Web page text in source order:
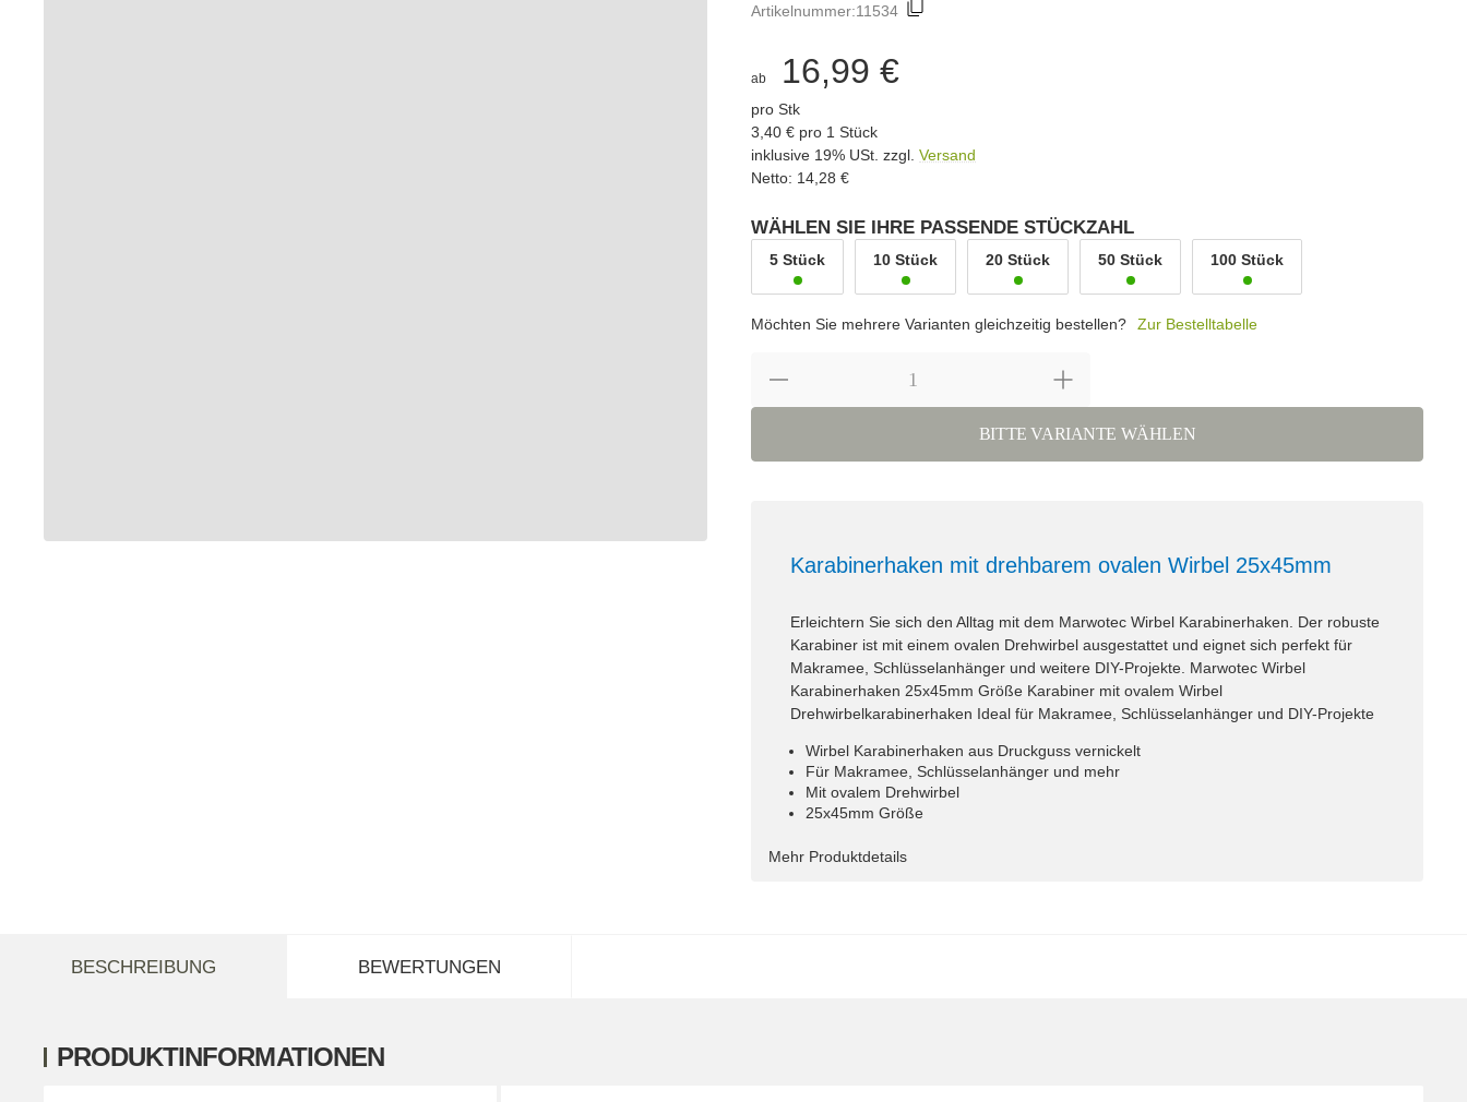
Artikelnummer:11534
ab 16,99 €
pro Stk
3,40 € pro 1 Stück
inklusive 19% USt. zzgl. Versand
Netto: 14,28 €
WÄHLEN SIE IHRE PASSENDE STÜCKZAHL
5 Stück 10 Stück 20 Stück 50 Stück 100 Stück
Möchten Sie mehrere Varianten gleichzeitig bestellen? Zur Bestelltabelle
BITTE VARIANTE WÄHLEN
Karabinerhaken mit drehbarem ovalen Wirbel 25x45mm
Erleichtern Sie sich den Alltag mit dem Marwotec Wirbel Karabinerhaken. Der robuste
Karabiner ist mit einem ovalen Drehwirbel ausgestattet und eignet sich perfekt für
Makramee, Schlüsselanhänger und weitere DIY-Projekte. Marwotec Wirbel
Karabinerhaken 25x45mm Größe Karabiner mit ovalem Wirbel
Drehwirbelkarabinerhaken Ideal für Makramee, Schlüsselanhänger und DIY-Projekte
Wirbel Karabinerhaken aus Druckguss vernickelt
Für Makramee, Schlüsselanhänger und mehr
Mit ovalem Drehwirbel
25x45mm Größe
Mehr Produktdetails
BESCHREIBUNG BEWERTUNGEN
PRODUKTINFORMATIONEN